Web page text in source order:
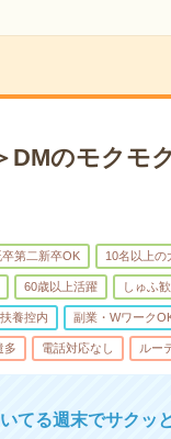
DMのモクモ
卒第二新卒OK 10名以上の
60歳以上活躍 しゅふ
扶養控内 副業・Wワーク
多 電話対応なし ルー
てる週末でサクッ